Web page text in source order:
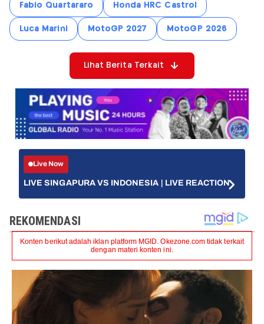
Fabio Quartararo Honda HRC Castrol
Luca Marini MotoGP 2027 MotoGP 2026
Lihat Berita Terkait
Live Now
LIVE SINGAPURA VS INDONESIA | LIVE REACTION